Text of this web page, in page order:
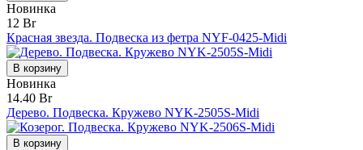
Новинка
12 Br
Красная звезда. Подвеска из фетра NYF-0425-Midi
В корзину
Новинка
14.40 Br
Дерево. Подвеска. Кружево NYK-2505S-Midi
В корзину